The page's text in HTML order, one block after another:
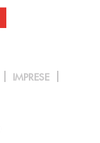
IMPRESE